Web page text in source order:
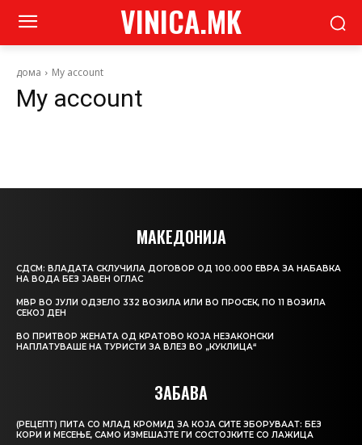
VINICA.MK
дома My account
My account
МАКЕДОНИЈА
СДСМ: ВЛАДАТА СКЛУЧИЛА ДОГОВОР ОД 100.000 ЕВРА ЗА НАБАВКА
НА ВОДА БЕЗ ЈАВЕН ОГЛАС
МВР ВО ЈУЛИ ОДЗЕЛО 332 ВОЗИЛА ИЛИ ВО ПРОСЕК, ПО 11 ВОЗИЛА
СЕКОЈ ДЕН
ВО ПРИТВОР ЖЕНАТА ОД КРАТОВО КОЈА НЕЗАКОНСКИ
НАПЛАТУВАШЕ НА ТУРИСТИ ЗА ВЛЕЗ ВО „КУКЛИЦА“
ЗАБАВА
(РЕЦЕПТ) ПИТА СО МЛАД КРОМИД ЗА КОЈА СИТЕ ЗБОРУВААТ: БЕЗ
КОРИ И МЕСЕЊЕ, САМО ИЗМЕШАЈТЕ ГИ СОСТОЈКИТЕ СО ЛАЖИЦА